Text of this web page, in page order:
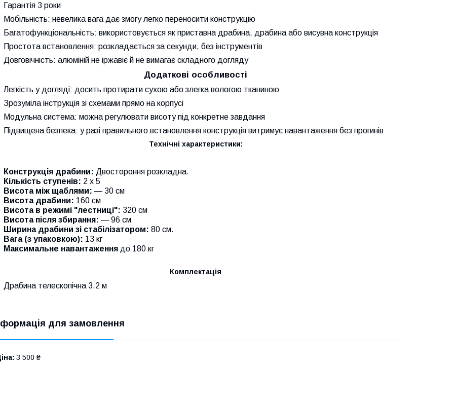
Гарантія 3 роки
Мобільність: невелика вага дає змогу легко переносити конструкцію
Багатофункціональність: використовується як приставна драбина, драбина або висувна конструкція
Простота встановлення: розкладається за секунди, без інструментів
Довговічність: алюміній не іржавіє й не вимагає складного догляду
Додаткові особливості
Легкість у догляді: досить протирати сухою або злегка вологою тканиною
Зрозуміла інструкція зі схемами прямо на корпусі
Модульна система: можна регулювати висоту під конкретне завдання
Підвищена безпека: у разі правильного встановлення конструкція витримує навантаження без прогинів
Технічні характеристики:
Конструкція драбини: Двостороння розкладна.
Кількість ступенів: 2 х 5
Висота між щаблями: — 30 см
Висота драбини: 160 см
Висота в режимі "лестниці": 320 см
Висота після збирання: — 96 см
Ширина драбини зі стабілізатором: 80 см.
Вага (з упаковкою): 13 кг
Максимальне навантаження до 180 кг
Комплектація
Драбина телескопічна 3.2 м
для замовлення
3 500 ₴